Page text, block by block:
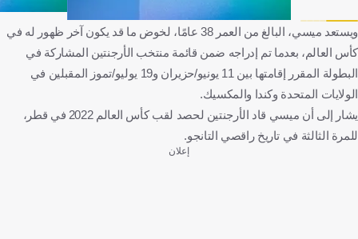
ويستعد ميسي، البالغ من العمر 38 عامًا، لخوض ما قد يكون آخر ظهور له في
كأس العالم، بعدما تم إدراجه ضمن قائمة منتخب الأرجنتين المشاركة في
البطولة المقرر إقامتها بين 11 يونيو/حزيران و19 يوليو/تموز المقبلين في
الولايات المتحدة وكندا والمكسيك.
يشار إلى أن ميسي قاد الأرجنتين لحصد لقب كأس العالم 2022 في قطر،
للمرة الثالثة في تاريخ راقصي التانجو.
إعلان